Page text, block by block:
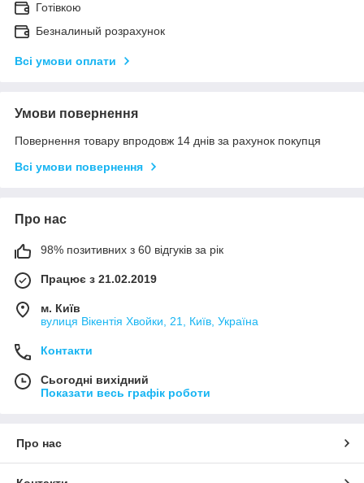
Готівкою
Безналиный розрахунок
Всі умови оплати
Умови повернення
Повернення товару впродовж 14 днів за рахунок покупця
Всі умови повернення
Про нас
98% позитивних з 60 відгуків за рік
Працює з 21.02.2019
м. Київ
вулиця Вікентія Хвойки, 21, Київ, Україна
Контакти
Сьогодні вихідний
Показати весь графік роботи
Про нас